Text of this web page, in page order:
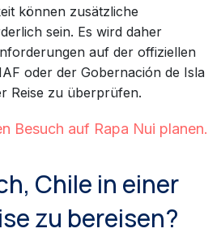
können zusätzliche
sein. Es wird daher
auf der offiziellen
oder der Gobernación de Isla
Reise zu überprüfen.
Besuch auf Rapa Nui planen.
Chile in einer
zu bereisen?